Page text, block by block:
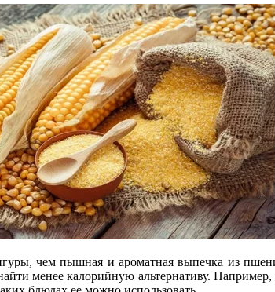
чем пышная и ароматная выпечка из
менее калорийную альтернативу.